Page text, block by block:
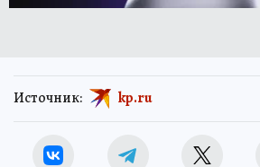
Источник: kp.ru